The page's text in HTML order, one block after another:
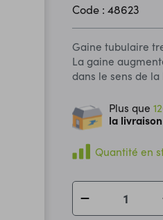
Code : 48623
Gaine tubulaire
La gaine
dans le sens de
Plus que
la
Quantité en